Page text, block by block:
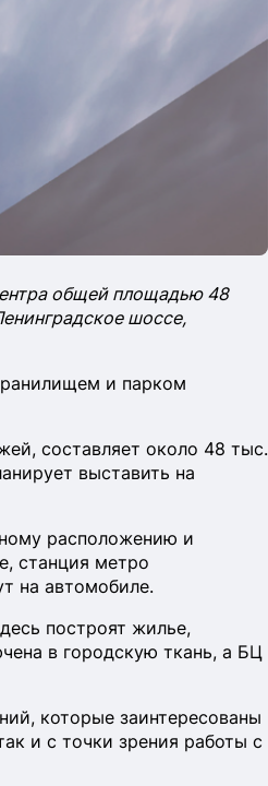
общей площадью 48
шоссе,
и парком
составляет около 48 тыс.
выставить на
расположению и
станция метро
на автомобиле.
построят жилье,
в городскую ткань, а БЦ
которые заинтересованы
и с точки зрения работы с